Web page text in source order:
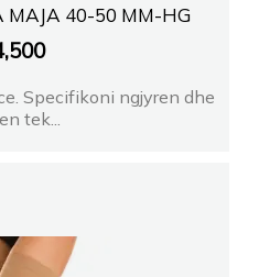
MAJA 40-50 MM-HG
Specifikoni ngjyren dhe
tek...